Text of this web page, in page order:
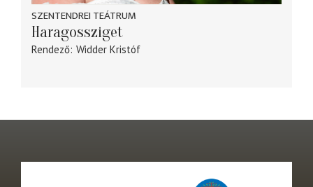
SZENTENDREI TEÁTRUM
Haragossziget
Rendező Widder Kristóf